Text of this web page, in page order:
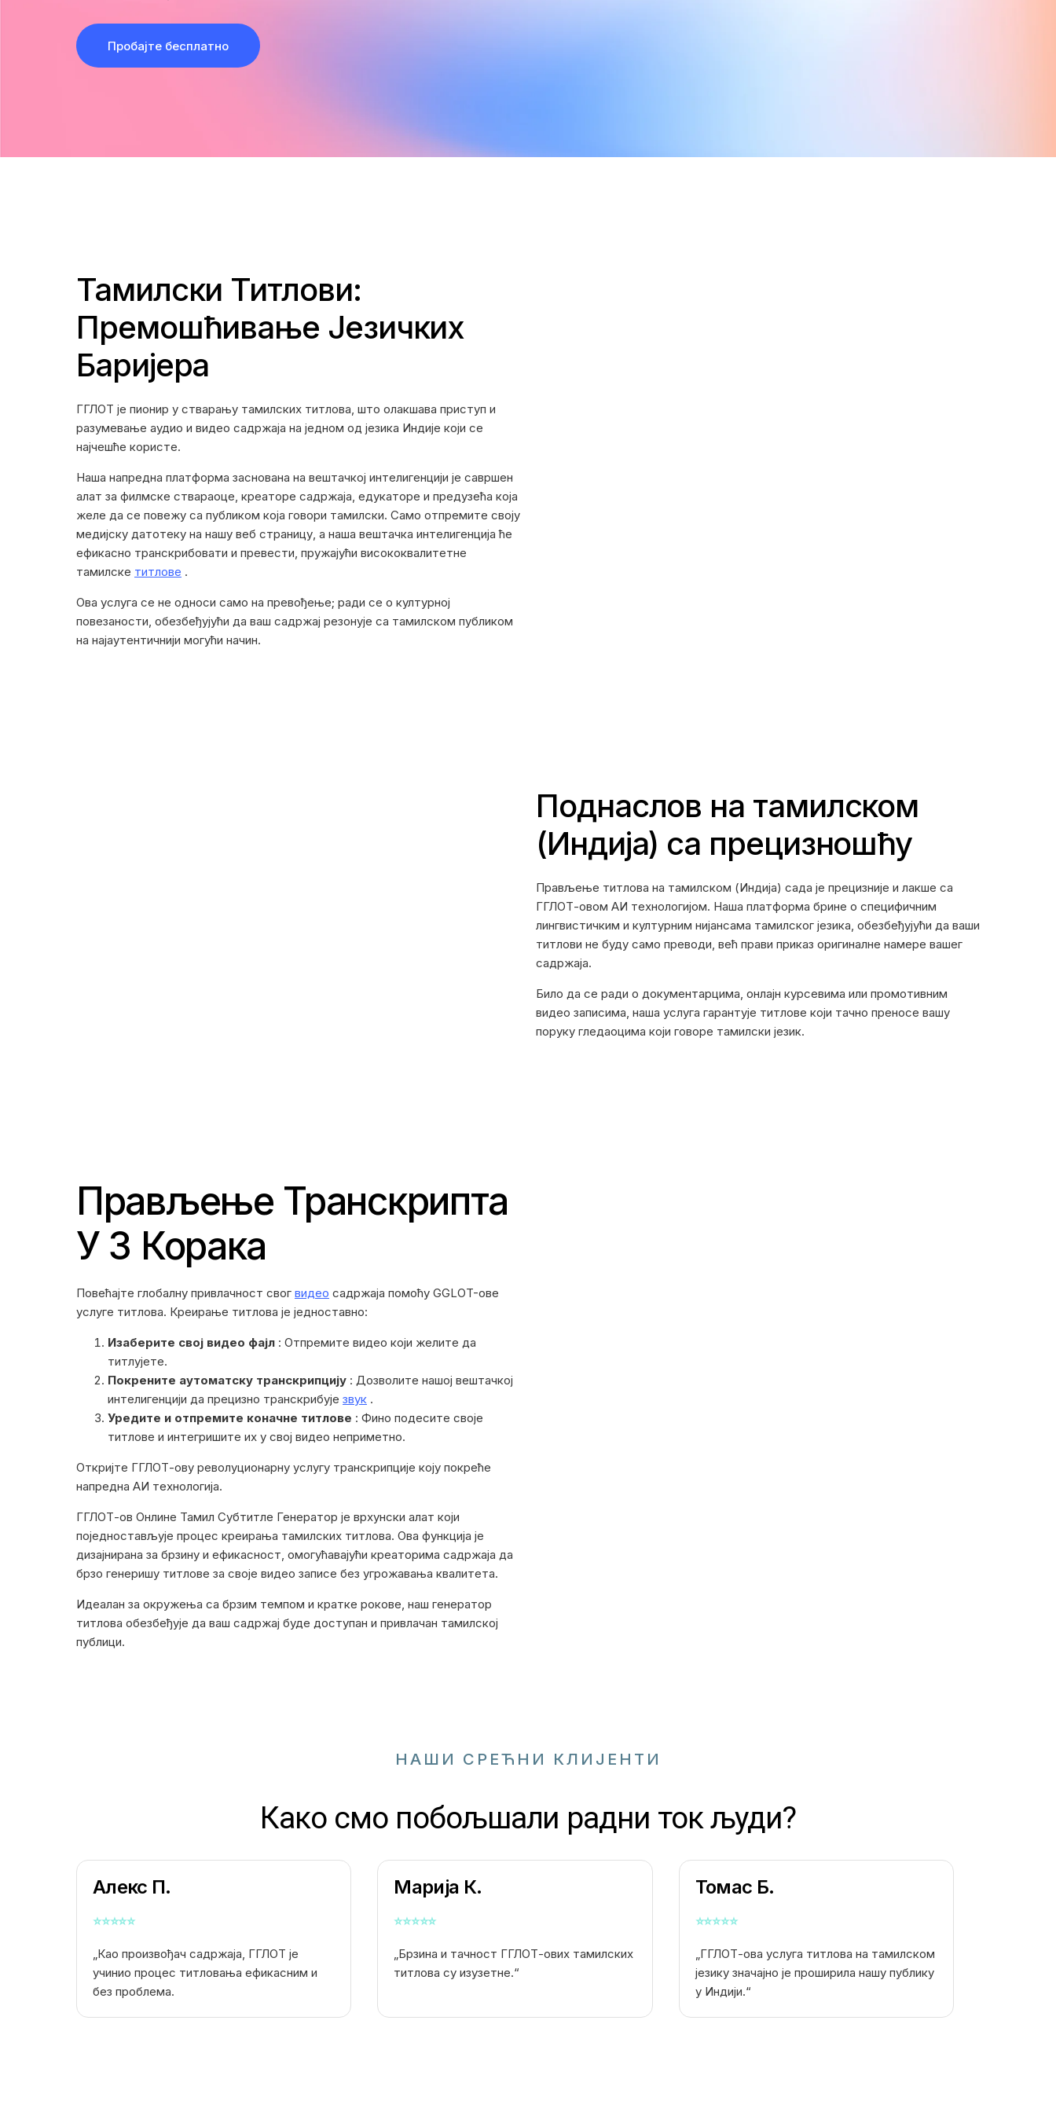
Пробајте бесплатно
Тамилски Титлови:
Премошћивање Језичких
Баријера
ГГЛОТ је пионир у стварању тамилских титлова, што олакшава приступ и
разумевање аудио и видео садржаја на једном од језика Индије који се
најчешће користе.
Наша напредна платформа заснована на вештачкој интелигенцији је савршен
алат за филмске ствараоце, креаторе садржаја, едукаторе и предузећа која
желе да се повежу са публиком која говори тамилски. Само отпремите своју
медијску датотеку на нашу веб страницу, а наша вештачка интелигенција ће
ефикасно транскрибовати и превести, пружајући висококвалитетне
тамилске титлове .
Ова услуга се не односи само на превођење; ради се о културној
повезаности, обезбеђујући да ваш садржај резонује са тамилском публиком
на најаутентичнији могући начин.
Поднаслов на тамилском
(Индија) са прецизношћу
Прављење титлова на тамилском (Индија) сада је прецизније и лакше са
ГГЛОТ-овом АИ технологијом. Наша платформа брине о специфичним
лингвистичким и културним нијансама тамилског језика, обезбеђујући да ваши
титлови не буду само преводи, већ прави приказ оригиналне намере вашег
садржаја.
Било да се ради о документарцима, онлајн курсевима или промотивним
видео записима, наша услуга гарантује титлове који тачно преносе вашу
поруку гледаоцима који говоре тамилски језик.
Прављење Транскрипта
У 3 Корака
Повећајте глобалну привлачност свог видео садржаја помоћу GGLOT-ове
услуге титлова. Креирање титлова је једноставно:
Изаберите свој видео фајл : Отпремите видео који желите да
титлујете.
Покрените аутоматску транскрипцију : Дозволите нашој вештачкој
интелигенцији да прецизно транскрибује звук .
Уредите и отпремите коначне титлове : Фино подесите своје
титлове и интегришите их у свој видео неприметно.
Откријте ГГЛОТ-ову револуционарну услугу транскрипције коју покреће
напредна АИ технологија.
ГГЛОТ-ов Онлине Тамил Субтитле Генератор је врхунски алат који
поједностављује процес креирања тамилских титлова. Ова функција је
дизајнирана за брзину и ефикасност, омогућавајући креаторима садржаја да
брзо генеришу титлове за своје видео записе без угрожавања квалитета.
Идеалан за окружења са брзим темпом и кратке рокове, наш генератор
титлова обезбеђује да ваш садржај буде доступан и привлачан тамилској
публици.
НАШИ СРЕЋНИ КЛИЈЕНТИ
Како смо побољшали радни ток људи?
Алекс П.
⭐⭐⭐⭐⭐
„Као произвођач садржаја, ГГЛОТ је
учинио процес титловања ефикасним и
без проблема.
Марија К.
⭐⭐⭐⭐⭐
„Брзина и тачност ГГЛОТ-ових тамилских
титлова су изузетне.“
Томас Б.
⭐⭐⭐⭐⭐
„ГГЛОТ-ова услуга титлова на тамилском
језику значајно је проширила нашу публику
у Индији.“